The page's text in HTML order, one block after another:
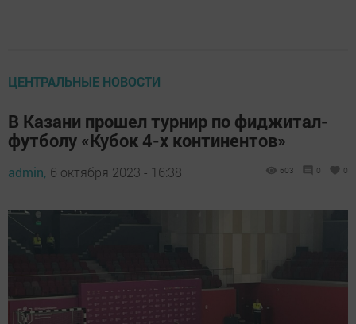
ЦЕНТРАЛЬНЫЕ НОВОСТИ
В Казани прошел турнир по фиджитал-
футболу «Кубок 4-х континентов»
admin, 6 октября 2023 - 16:38 603 0 0